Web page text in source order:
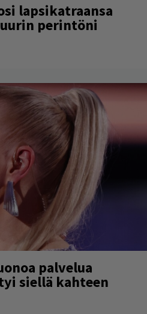
lapsikatraansa
perintöni
palvelua
siellä kahteen